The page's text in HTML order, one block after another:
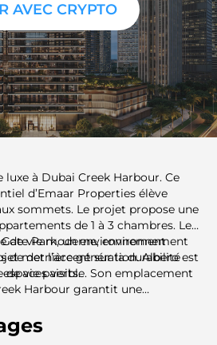
AVEC CRYPTO
à Dubai Creek Harbour. Ce
d’Emaar Properties élève
sommets. Le projet propose une
de 1 à 3 chambres. Les
de vie moderne, environnement
de dernière génération. Albero est
verts.
Park, un environnement
met l’accent sur la durabilité
vie paisible. Son emplacement
Harbour garantit une
principales zones. Cela en fait
qui recherchent un mode de vie